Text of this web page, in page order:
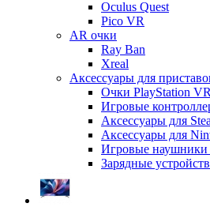
Oculus Quest
Pico VR
AR очки
Ray Ban
Xreal
Аксессуары для
Очки PlayStation VR
Игровые
Аксессуары для
Аксессуары для
Игровые наушники
Зарядные